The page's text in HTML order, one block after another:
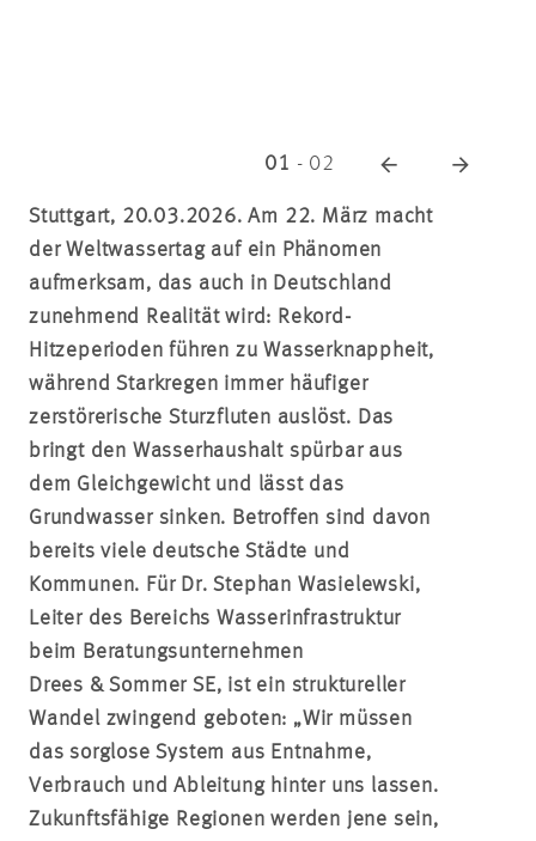
01 - 02
Stuttgart, 20.03.2026. Am 22. März macht
der Weltwassertag auf ein Phänomen
aufmerksam, das auch in Deutschland
zunehmend Realität wird: Rekord-
Hitzeperioden führen zu Wasserknappheit,
während Starkregen immer häufiger
zerstörerische Sturzfluten auslöst. Das
bringt den Wasserhaushalt spürbar aus
dem Gleichgewicht und lässt das
Grundwasser sinken. Betroffen sind davon
bereits viele deutsche Städte und
Kommunen. Für Dr. Stephan Wasielewski,
Leiter des Bereichs Wasserinfrastruktur
beim Beratungsunternehmen
Drees & Sommer SE, ist ein struktureller
Wandel zwingend geboten: „Wir müssen
das sorglose System aus Entnahme,
Verbrauch und Ableitung hinter uns lassen.
Zukunftsfähige Regionen werden jene sein,